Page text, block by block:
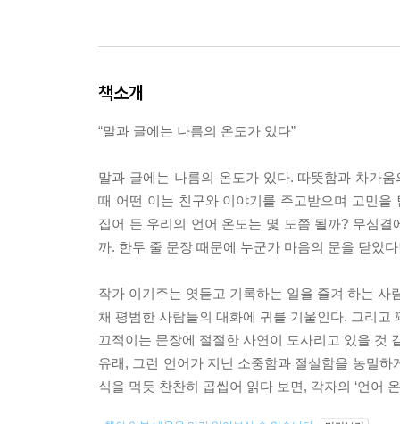
책소개
“말과 글에는 나름의 온도가 있다”
말과 글에는 나름의 온도가 있다. 따뜻함과 차가
때 어떤 이는 친구와 이야기를 주고받으며 고민
집어 든 우리의 언어 온도는 몇 도쯤 될까? 무심
까. 한두 줄 문장 때문에 누군가 마음의 문을 닫았
작가 이기주는 엿듣고 기록하는 일을 즐겨 하는
채 평범한 사람들의 대화에 귀를 기울인다. 그리
끄적이는 문장에 절절한 사연이 도사리고 있을 것
유래, 그런 언어가 지닌 소중함과 절실함을 농밀
식을 먹듯 찬찬히 곱씹어 읽다 보면, 각자의 ‘언어